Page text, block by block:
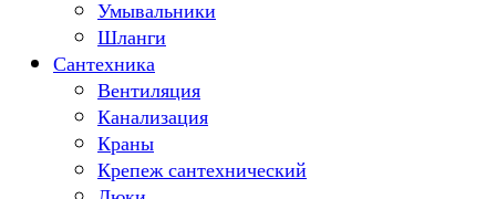
Умывальники
Шланги
Сантехника
Вентиляция
Канализация
Краны
Крепеж сантехнический